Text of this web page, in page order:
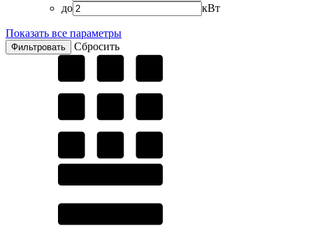
до кВт
Показать все параметры
Сбросить